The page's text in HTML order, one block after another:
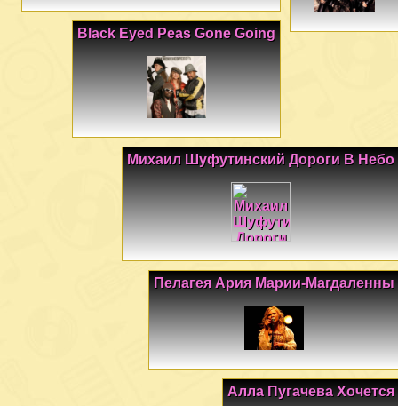
Black Eyed Peas Gone Going
Михаил Шуфутинский Дороги В Небо
Пелагея Ария Марии-Магдаленны
Алла Пугачева Хочется